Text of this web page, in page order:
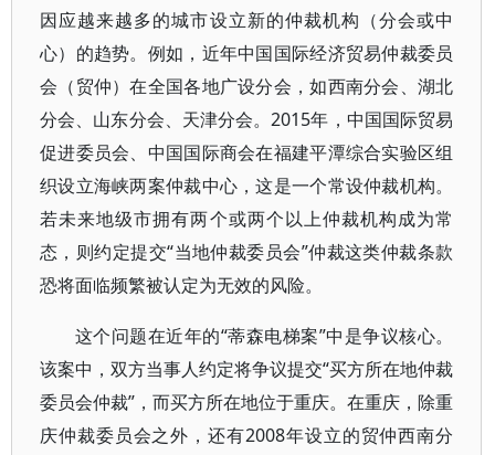
因应越来越多的城市设立新的仲裁机构（分会或中
心）的趋势。例如，近年中国国际经济贸易仲裁委员
会（贸仲）在全国各地广设分会，如西南分会、湖北
分会、山东分会、天津分会。2015年，中国国际贸易
促进委员会、中国国际商会在福建平潭综合实验区组
织设立海峡两案仲裁中心，这是一个常设仲裁机构。
若未来地级市拥有两个或两个以上仲裁机构成为常
态，则约定提交“当地仲裁委员会”仲裁这类仲裁条款
恐将面临频繁被认定为无效的风险。
这个问题在近年的“蒂森电梯案”中是争议核心。
该案中，双方当事人约定将争议提交“买方所在地仲裁
委员会仲裁”，而买方所在地位于重庆。在重庆，除重
庆仲裁委员会之外，还有2008年设立的贸仲西南分